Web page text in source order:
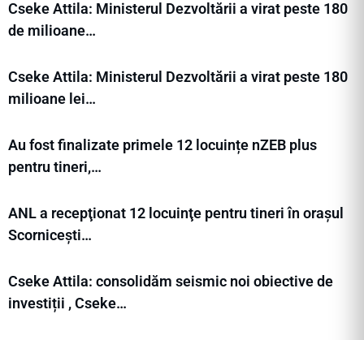
Cseke Attila: Ministerul Dezvoltării a virat peste 180
de milioane…
Cseke Attila: Ministerul Dezvoltării a virat peste 180
milioane lei…
Au fost finalizate primele 12 locuințe nZEB plus
pentru tineri,…
ANL a recepţionat 12 locuinţe pentru tineri în orașul
Scornicești…
Cseke Attila: consolidăm seismic noi obiective de
investiții , Cseke…